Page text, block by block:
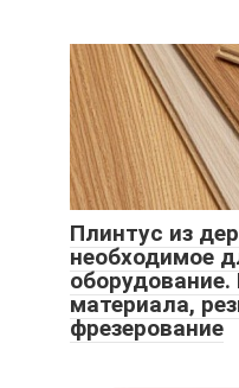
Плинтус из
необходимое
оборудование.
материала,
фрезерование